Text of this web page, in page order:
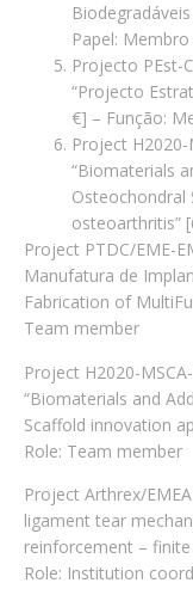
Papel:
Projecto PEst-
“Projecto
€] – Função:
Project H2020-
“Biomaterials
Osteochondral
osteoarthritis”
Project PTDC/EME-
Manufatura de
Fabrication of
Team member
Project H2020-
“Biomaterials and
Scaffold innovation
Role: Team member
Project Arthrex/
ligament tear
reinforcement –
Role: Institution